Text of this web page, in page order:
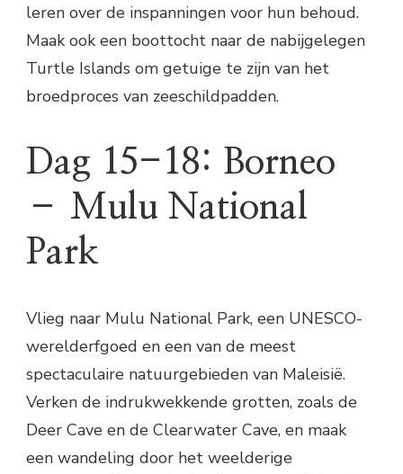
leren over de inspanningen voor hun behoud.
Maak ook een boottocht naar de nabijgelegen
Turtle Islands om getuige te zijn van het
broedproces van zeeschildpadden.
Dag 15-18: Borneo
– Mulu National
Park
Vlieg naar Mulu National Park, een UNESCO-
werelderfgoed en een van de meest
spectaculaire natuurgebieden van Maleisië.
Verken de indrukwekkende grotten, zoals de
Deer Cave en de Clearwater Cave, en maak
een wandeling door het weelderige